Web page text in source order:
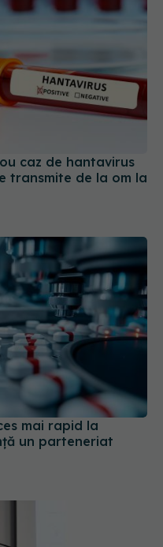
caz de hantavirus
transmite de la om la
mai rapid la
un parteneriat